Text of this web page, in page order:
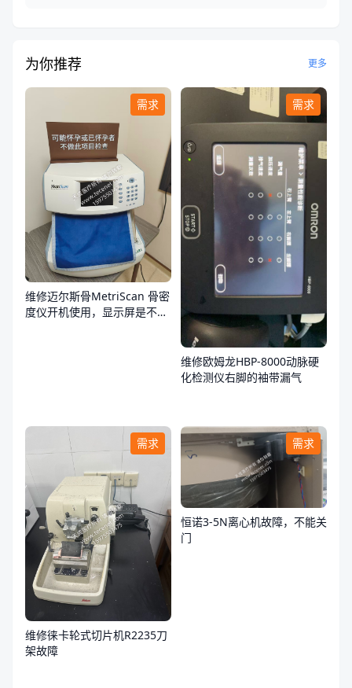
为你推荐 更多
需求
维修迈尔斯骨MetriScan 骨密
度仪开机使用，显示屏是不
需求
维修欧姆龙HBP-8000动脉硬
化检测仪右脚的袖带漏气
需求
维修徕卡轮式切片机R2235刀
架故障
需求
恒诺3-5N离心机故障，不能关
门